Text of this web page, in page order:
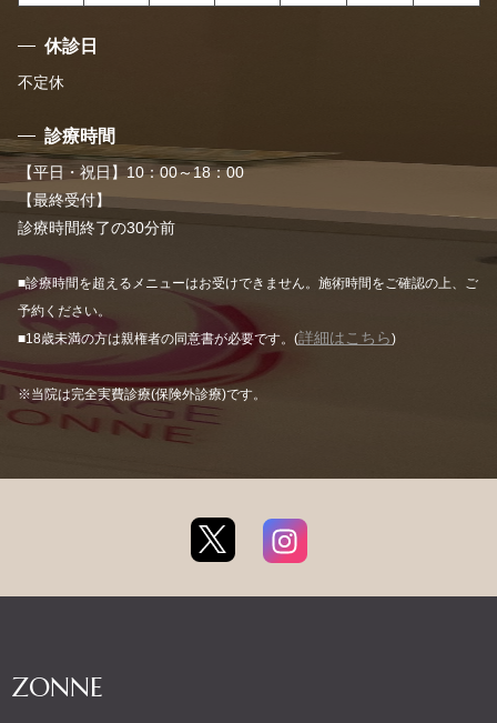
休診日
不定休
診療時間
【平日・祝日】10：00～18：00
【最終受付】
診療時間終了の30分前
■診療時間を超えるメニューはお受けできません。施術時間をご確認の上、ご
予約ください。
■18歳未満の方は親権者の同意書が必要です。(詳細はこちら)
※当院は完全実費診療(保険外診療)です。
ZONNE